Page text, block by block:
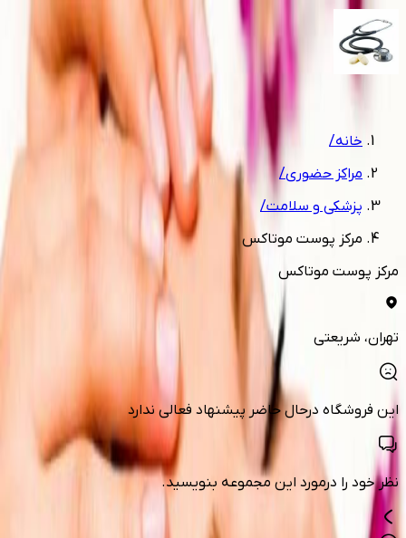
خانه/
مراکز حضوری/
پزشکی و سلامت/
مرکز پوست موتاکس
مرکز پوست موتاکس
تهران، شریعتی
این فروشگاه درحال حاضر پیشنهاد فعالی ندارد
نظر خود را درمورد این مجموعه بنویسید.